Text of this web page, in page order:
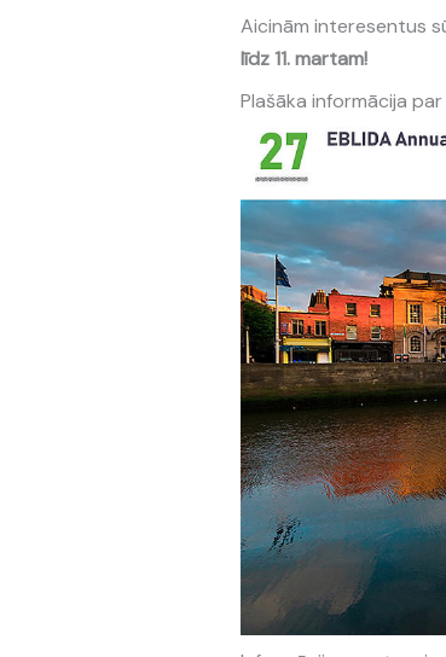
Aicinām interesentus
līdz 11. martam!
Plašāka informācija